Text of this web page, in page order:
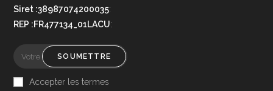
Siret :38987074200035:
REP :FR477134_01LACU:
SOUMETTRE
Accepter les termes